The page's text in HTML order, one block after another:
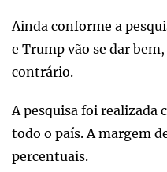
Ainda conforme a
e Trump vão se dar
contrário.
A pesquisa foi realizada
todo o país. A margem
percentuais.